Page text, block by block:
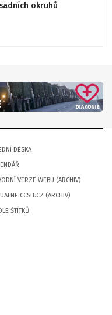
okruhů
DESKA
VERZE WEBU (ARCHIV)
(ARCHIV)
ŠTÍTKŮ